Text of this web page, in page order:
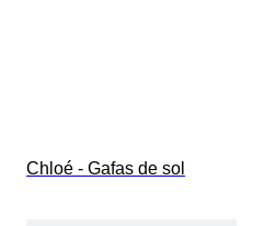
Chloé - Gafas de sol